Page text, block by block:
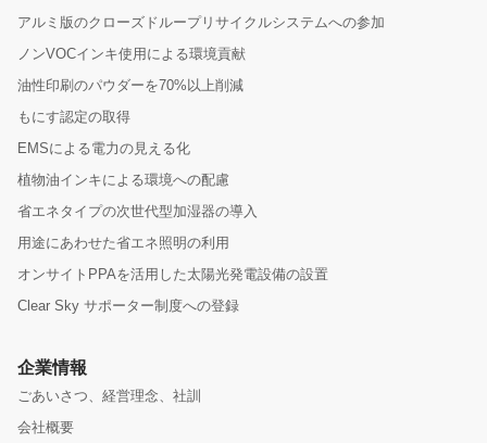
アルミ版のクローズドループリサイクルシステムへの参加
ノンVOCインキ使用による環境貢献
油性印刷のパウダーを70%以上削減
もにす認定の取得
EMSによる電力の見える化
植物油インキによる環境への配慮
省エネタイプの次世代型加湿器の導入
用途にあわせた省エネ照明の利用
オンサイトPPAを活用した太陽光発電設備の設置
Clear Sky サポーター制度への登録
企業情報
ごあいさつ、経営理念、社訓
会社概要